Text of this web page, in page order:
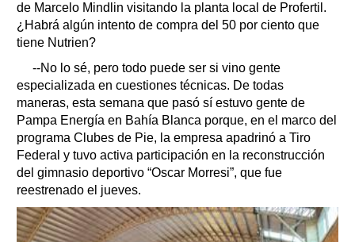
de Marcelo Mindlin visitando la planta local de Profertil.
¿Habrá algún intento de compra del 50 por ciento que
tiene Nutrien?
--No lo sé, pero todo puede ser si vino gente
especializada en cuestiones técnicas. De todas
maneras, esta semana que pasó sí estuvo gente de
Pampa Energía en Bahía Blanca porque, en el marco del
programa Clubes de Pie, la empresa apadrinó a Tiro
Federal y tuvo activa participación en la reconstrucción
del gimnasio deportivo “Oscar Morresi”, que fue
reestrenado el jueves.